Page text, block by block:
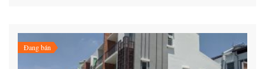
Đang bán